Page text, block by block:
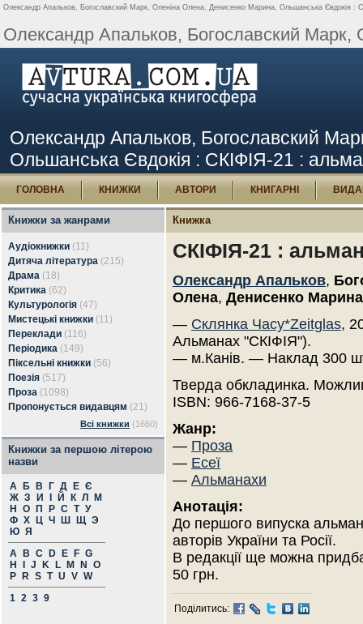
Олександр Апальков, Богославский Марк, Оленіна Олена, Денисенко Марина, Ольшанська Євдокія :
Олександр Апальков, Богославский Марк,
Олександр Апальков, Богославский
Ольшанська Євдокія : СКІФІЯ-21 :
ГОЛОВНА КНИЖКИ АВТОРИ КНИГАРНІ
Книжки за жанрами
Аудіокнижки (11)
Дитяча література (215)
Драма (18)
Критика (62)
Культурологія (47)
Мистецькі книжки (11)
Переклади (116)
Періодика (149)
Піксельні книжки (56)
Поезія (517)
Проза (1098)
Пропонується видавцям (21)
Всі книжки (1660)
Книжки за першою літерою
назви
А Б В Г Д Е Є
Ж З И Й К Л
М
Н
О П Р С Т У
Ф Х Ц Ч Ш Щ Э
Ю Я
A
B C D E F G
H
J K L M N
O
P
R S T U V W
1 2 3 9
Книжка
СКІФІЯ-21 :
Олександр Апальков,
Олена, Денисенко Марина
— Склянка Часу*Zeitglas,
Альманах "СКІФІЯ").
— м.Канів. — Наклад 300
Тверда обкладинка.
ISBN: 966-7168-37-5
Жанр:
— Проза
— Есеї
— Альманахи
Анотація:
До першого випуска
авторів України та Росії.
В редакції ще можна
50 грн.
Поділитись: